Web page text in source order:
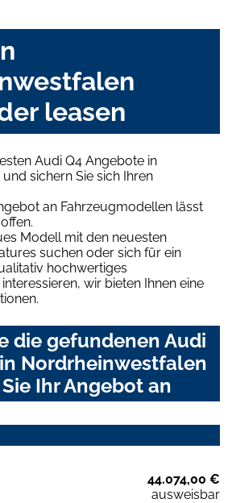
leasen
Audi Q4 Angebote in
sichern Sie sich Ihren
an Fahrzeugmodellen lässt
Modell mit den neuesten
suchen oder sich für ein
hochwertiges
wir bieten Ihnen eine
die gefundenen Audi
Nordrheinwestfalen
Ihr Angebot an
44.074,00 €
ausweisbar